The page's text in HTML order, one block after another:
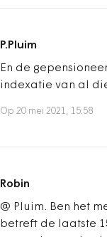
P.Pluim
En de
indexatie van al
Op 20 mei 2021, 15:58
Robin
@ Pluim. Ben het
betreft de laatste